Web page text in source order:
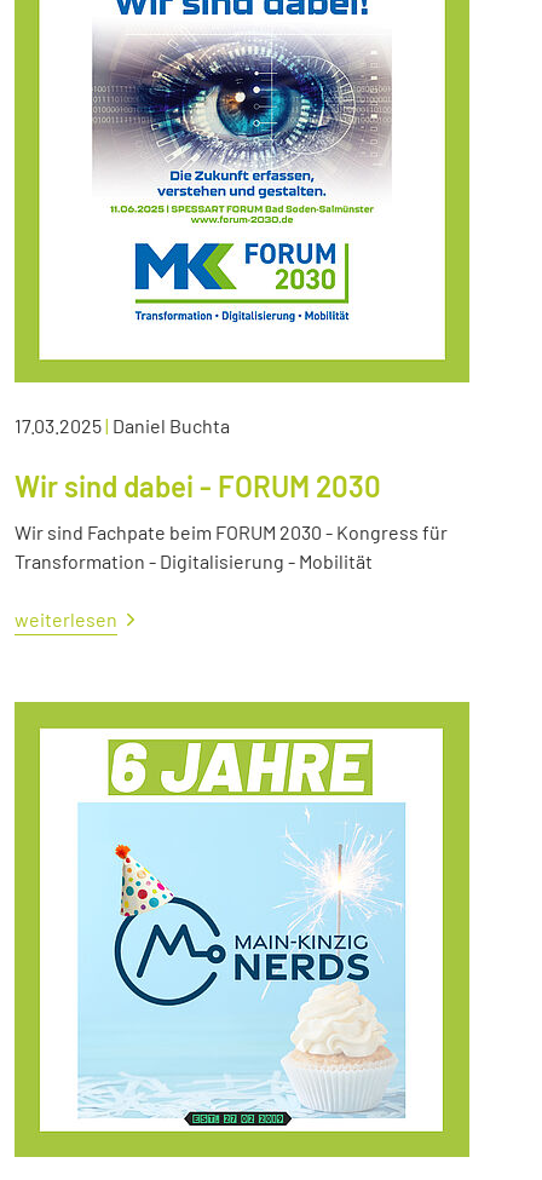
17.03.2025| Daniel Buchta
Wir sind dabei - FORUM 2030
Wir sind Fachpate beim FORUM 2030 - Kongress für
Transformation - Digitalisierung - Mobilität
weiterlesen